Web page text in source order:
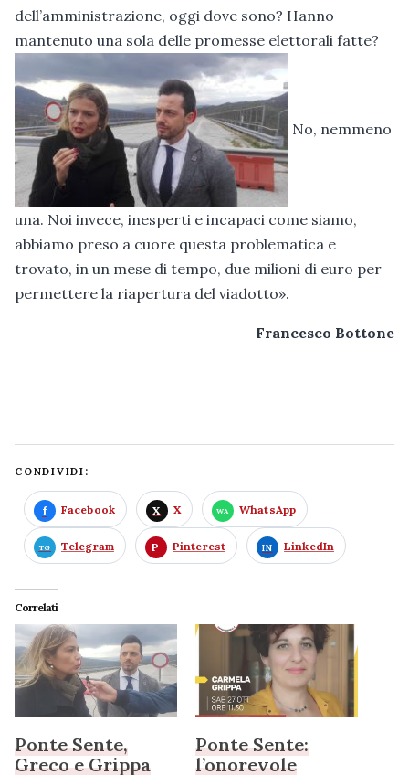
dell’amministrazione, oggi dove sono? Hanno
mantenuto una sola delle promesse elettorali fatte?
No, nemmeno
una. Noi invece, inesperti e incapaci come siamo,
abbiamo preso a cuore questa problematica e
trovato, in un mese di tempo, due milioni di euro per
permettere la riapertura del viadotto».
Francesco Bottone
CONDIVIDI:
Facebook X WhatsApp
Telegram Pinterest LinkedIn
Correlati
Ponte Sente,
Greco e Grippa
Ponte Sente:
l’onorevole